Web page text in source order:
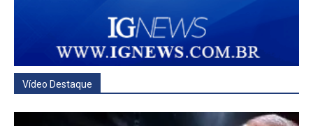
Vídeo Destaque